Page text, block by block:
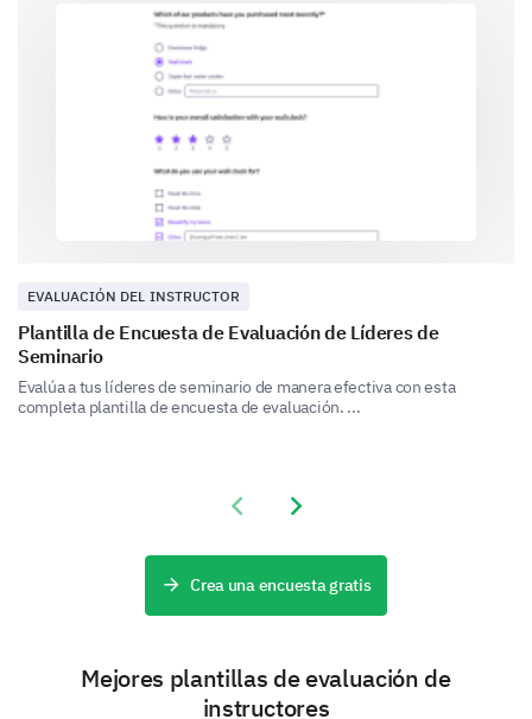
Communication
Time management
EVALUACIÓN DEL INSTRUCTOR
Plantilla de Encuesta de Evaluación de Líderes de
Seminario
Evalúa a tus líderes de seminario de manera efectiva con esta
completa plantilla de encuesta de evaluación. ...
Previous slide
Next slide
Crea una encuesta gratis
Mejores plantillas de evaluación de
instructores